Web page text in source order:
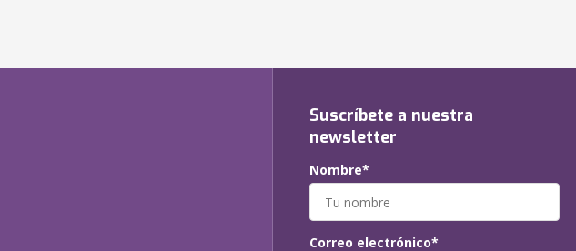
Suscríbete a nuestra
newsletter
Nombre*
Correo electrónico*